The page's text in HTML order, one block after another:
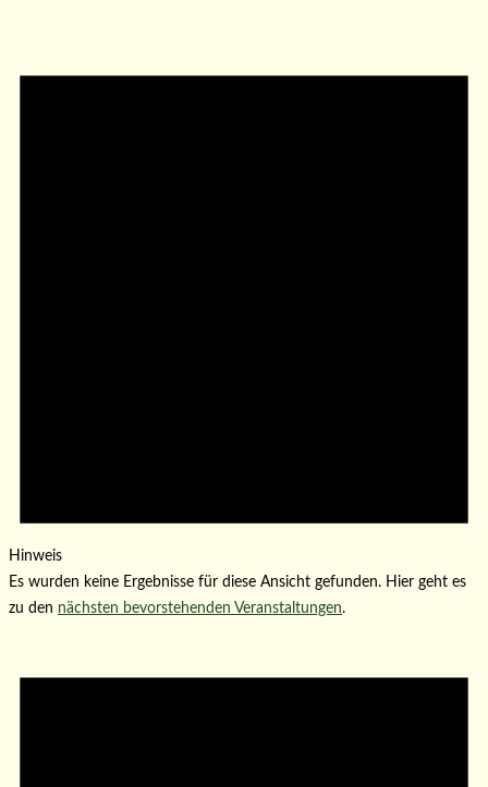
Hinweis
Es wurden keine Ergebnisse für diese Ansicht gefunden. Hier geht es
zu den nächsten bevorstehenden Veranstaltungen.